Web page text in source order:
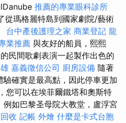
推薦的專業眼科診所
從瑪格麗特島到國家劇院/藝術
台中產後護理之家 商業登記 龍
業推薦 與友好的船員，熙熙
民間歌劇表演一起製作出色的
嘉義徵信公司 廚房設備 隨著
確實是最高點，因此停車更加
您可以在埃菲爾鐵塔和奧斯特
如巴黎圣母院大教堂，盧浮宮
收 記帳 外燴 什麼是卡式台胞